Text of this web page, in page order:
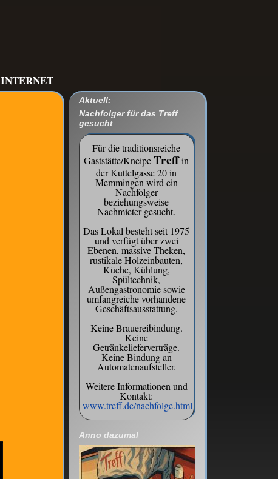
INTERNET
Aktuell:
Nachfolger für das Treff
gesucht
Für die traditionsreiche
Gaststätte/KneipeTreffin
der Kuttelgasse 20 in
Memmingen wird ein
Nachfolger
beziehungsweise
Nachmieter gesucht.
Das Lokal besteht seit 1975
und verfügt über zwei
Ebenen, massive Theken,
rustikale Holzeinbauten,
Küche, Kühlung,
Spültechnik,
Außengastronomie sowie
umfangreiche vorhandene
Geschäftsausstattung.
Keine Brauereibindung.
Keine
Getränkelieferverträge.
Keine Bindung an
Automatenaufsteller.
Weitere Informationen und
Kontakt:
www.treff.de/nachfolge.html
Anno dazumal